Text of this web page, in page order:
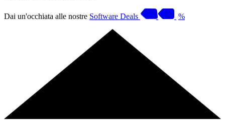
Dai un'occhiata alle nostre Software Deals %